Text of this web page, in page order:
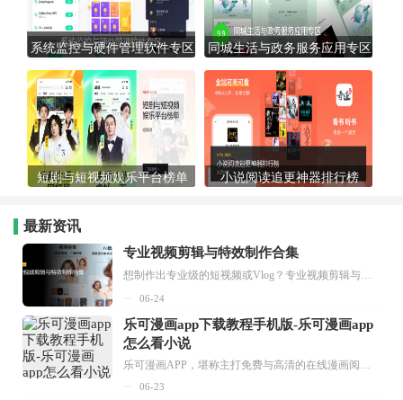
系统监控与硬件管理软件专区 同城生活与政务服务应用专区
短剧与短视频娱乐平台榜单 小说阅读追更神器排行榜
最新资讯
专业视频剪辑与特效制作合集
想制作出专业级的短视频或Vlog？专业视频剪辑与特效制作大全专题为你提供了从剪辑、抠像到特效包装的全套解决方案。无论是添加炫酷的片头、进行精准的视频抠图，还是制...
06-24
乐可漫画app下载教程手机版-乐可漫画app
怎么看小说
乐可漫画APP，堪称主打免费与高清的在线漫画阅读神器。其官方版提供海量完整版漫画资源，无论是国内漫画，还是日漫、韩漫、台漫、美漫等国外漫画，应有尽有，随时供你阅读。只需轻点一下，便能直接进入阅读界面。不仅如此，乐可漫画最新版本更新速度极快，在这里，你总能抢先看到全网一手漫画章节内容！...
06-23